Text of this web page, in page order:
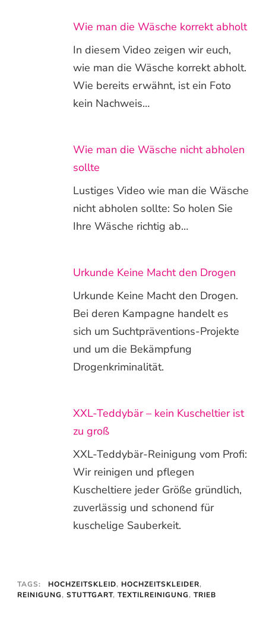
Wie man die Wäsche korrekt abholt
In diesem Video zeigen wir euch,
wie man die Wäsche korrekt abholt.
Wie bereits erwähnt, ist ein Foto
kein Nachweis…
Wie man die Wäsche nicht abholen
sollte
Lustiges Video wie man die Wäsche
nicht abholen sollte: So holen Sie
Ihre Wäsche richtig ab…
Urkunde Keine Macht den Drogen
Urkunde Keine Macht den Drogen.
Bei deren Kampagne handelt es
sich um Suchtpräventions-Projekte
und um die Bekämpfung
Drogenkriminalität.
XXL-Teddybär – kein Kuscheltier ist
zu groß
XXL-Teddybär-Reinigung vom Profi:
Wir reinigen und pflegen
Kuscheltiere jeder Größe gründlich,
zuverlässig und schonend für
kuschelige Sauberkeit.
TAGS: HOCHZEITSKLEID, HOCHZEITSKLEIDER,
REINIGUNG, STUTTGART, TEXTILREINIGUNG, TRIEB